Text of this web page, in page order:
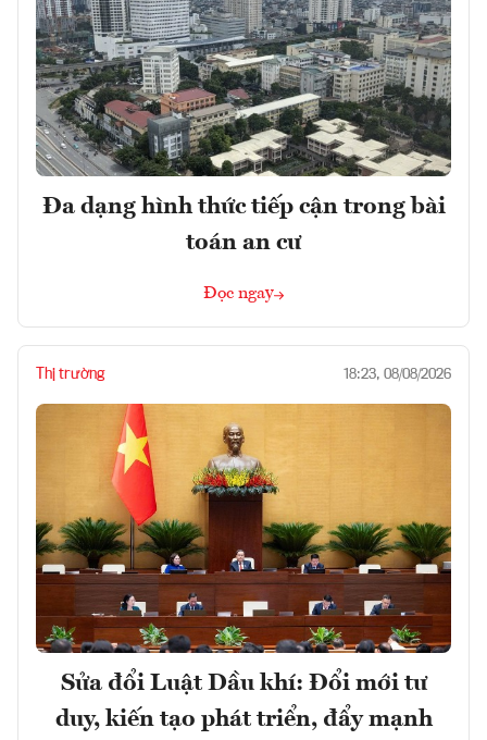
Đa dạng hình thức tiếp cận trong bài
toán an cư
Đọc ngay
Thị trường 18:23, 08/08/2026
Sửa đổi Luật Dầu khí: Đổi mới tư
duy, kiến tạo phát triển, đẩy mạnh